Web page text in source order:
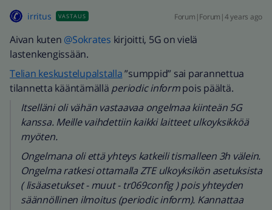
irritus VASTAUS Forum|Forum|4 years ago
Aivan kuten @Sokrates kirjoitti, 5G on vielä
lastenkengissään.
Telian keskustelupalstalla”sumppid” sai parannettua
tilannetta kääntämällä periodic informpois päältä.
Itselläni oli vähän vastaavaa ongelmaa kiinteän 5G
kanssa. Meille vaihdettiin kaikki laitteet ulkoyksikköä
myöten.
Ongelmana oli että yhteys katkeili tismalleen 3h välein.
Ongelma ratkesi ottamalla ZTE ulkoyksikön asetuksista
( lisäasetukset - muut - tr069config ) pois yhteyden
säännöllinen ilmoitus (periodic inform). Kannattaa